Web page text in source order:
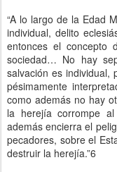
“A lo largo de la Edad
individual, delito
entonces el concepto
sociedad… No hay
salvación es individual,
pésimamente
como además no hay
la herejía corrompe
además encierra el
pecadores, sobre el
destruir la herejía.”6